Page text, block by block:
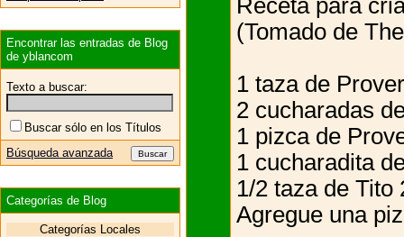
(Tomado de
1 taza de
2 cucharadas
1 pizca de
1 cucharadita
1/2 taza de Tito
Agregue una
Encontrar las entradas de Blog
de yblancom
Texto a buscar:
Buscar sólo en los Títulos
Búsqueda avanzada
Categorías de Blog
Categorías Locales